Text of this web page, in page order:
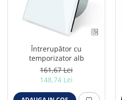
Corpuri de emergenta
Lustre LED
Aplica LED
Profil banda LED
Iluminat festiv
Întrerupător cu
temporizator alb
161,67 Lei
148,74 Lei